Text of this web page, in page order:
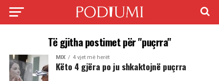
Të gjitha postimet për "puçrra"
MIX 4 vjet më herët
Këto 4 gjëra po ju shkaktojnë puçrra